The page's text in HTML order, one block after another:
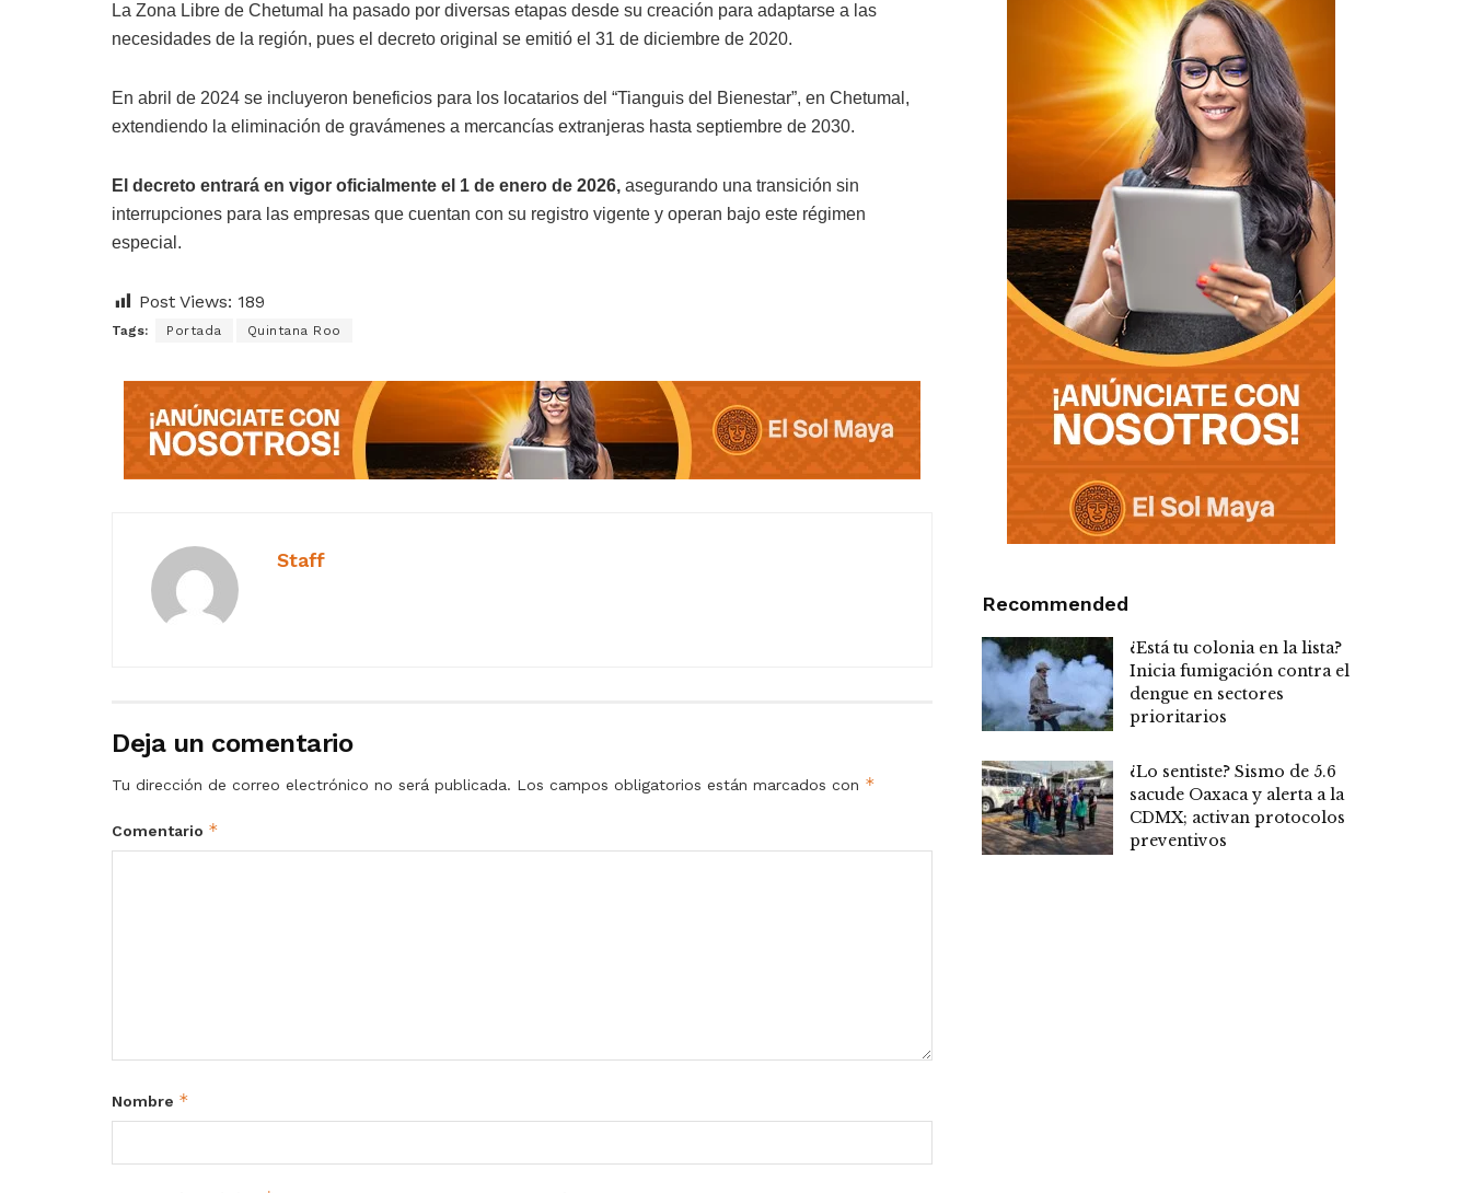
La Zona Libre de Chetumal ha pasado por diversas etapas desde su creación para adaptarse a las
necesidades de la región, pues el decreto original se emitió el 31 de diciembre de 2020.
En abril de 2024 se incluyeron beneficios para los locatarios del “Tianguis del Bienestar”, en Chetumal,
extendiendo la eliminación de gravámenes a mercancías extranjeras hasta septiembre de 2030.
El decreto entrará en vigor oficialmente el 1 de enero de 2026, asegurando una transición sin
interrupciones para las empresas que cuentan con su registro vigente y operan bajo este régimen
especial.
Post Views: 189
Tags: Portada Quintana Roo
Staff
Deja un comentario
Tu dirección de correo electrónico no será publicada. Los campos obligatorios están marcados con *
Comentario *
Nombre *
Recommended
¿Está tu colonia en la lista?
Inicia fumigación contra el
dengue en sectores
prioritarios
¿Lo sentiste? Sismo de 5.6
sacude Oaxaca y alerta a la
CDMX; activan protocolos
preventivos